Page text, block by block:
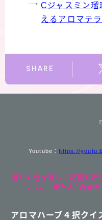
Cジャスミン
えるアロマテ
SHARE
Youtube：https://
香りの色を通して記憶を
ここは、“またね”の光
アロマハーブ４択ク